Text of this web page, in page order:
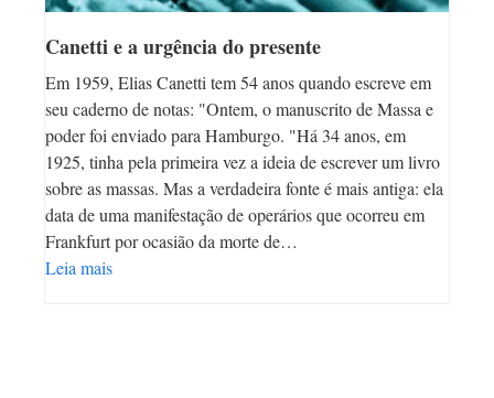
Canetti e a urgência do presente
Em 1959, Elias Canetti tem 54 anos quando escreve em
seu caderno de notas: "Ontem, o manuscrito de Massa e
poder foi enviado para Hamburgo. "Há 34 anos, em
1925, tinha pela primeira vez a ideia de escrever um livro
sobre as massas. Mas a verdadeira fonte é mais antiga: ela
data de uma manifestação de operários que ocorreu em
Frankfurt por ocasião da morte de…
Leia mais